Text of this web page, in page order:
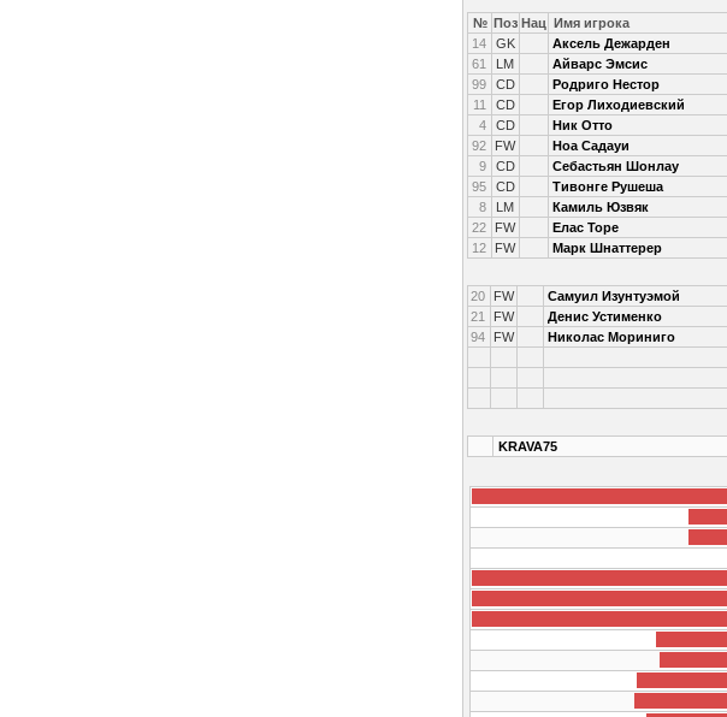
№ Поз Нац Имя игрока
14
GK Аксель Дежарден
61
LM Айварс Эмсис
99
CD Родриго Нестор
11
CD Егор Лиходиевский
4
CD Ник Отто
92
FW Ноа Садауи
9
CD Себастьян Шонлау
95
CD Тивонге Рушеша
8
LM Камиль Юзвяк
22
FW Елас Торе
12
FW Марк Шнаттерер
20 FW Самуил Изунтуэмой
21
FW Денис Устименко
94
FW Николас Мориниго
KRAVA75